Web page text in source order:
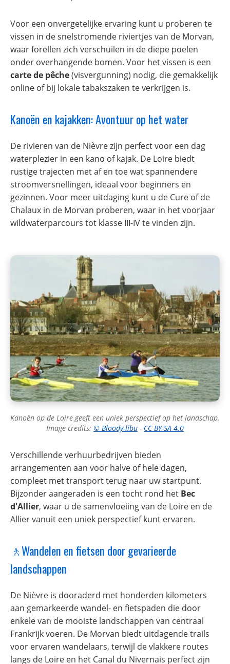
Voor een onvergetelijke ervaring kunt u proberen te
vissen in de snelstromende riviertjes van de Morvan,
waar forellen zich verschuilen in de diepe poelen
onder overhangende bomen. Voor het vissen is een
carte de pêche(visvergunning) nodig, die gemakkelijk
online of bij lokale tabakszaken te verkrijgen is.
Kanoën en kajakken: Avontuur op het water
De rivieren van de Nièvre zijn perfect voor een dag
waterplezier in een kano of kajak. De Loire biedt
rustige trajecten met af en toe wat spannendere
stroomversnellingen, ideaal voor beginners en
gezinnen. Voor meer uitdaging kunt u de Cure of de
Chalaux in de Morvan proberen, waar in het voorjaar
wildwaterparcours tot klasse III-IV te vinden zijn.
Kanoën op de Loire geeft een uniek perspectief op het landschap.
Image credits: © Bloody-libu - CC BY-SA 4.0
Verschillende verhuurbedrijven bieden
arrangementen aan voor halve of hele dagen,
compleet met transport terug naar uw startpunt.
Bijzonder aangeraden is een tocht rond het Bec
d'Allier, waar u de samenvloeiing van de Loire en de
Allier vanuit een uniek perspectief kunt ervaren.
🚶Wandelen en fietsen door gevarieerde
landschappen
De Nièvre is dooraderd met honderden kilometers
aan gemarkeerde wandel- en fietspaden die door
enkele van de mooiste landschappen van centraal
Frankrijk voeren. De Morvan biedt uitdagende trails
voor ervaren wandelaars, terwijl de vlakkere routes
langs de Loire en het Canal du Nivernais perfect zijn